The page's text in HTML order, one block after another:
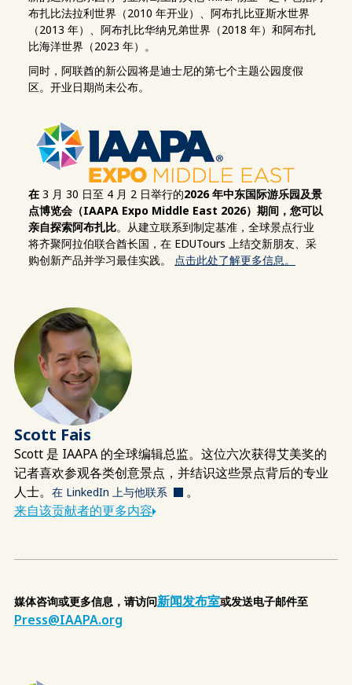
布扎比法拉利世界（2010 年开业）、阿布扎比亚斯水世界
（2013 年）、阿布扎比华纳兄弟世界（2018 年）和阿布扎
比海洋世界（2023 年）。
同时，阿联酋的新公园将是迪士尼的第七个主题公园度假
区。开业日期尚未公布。
在 3 月 30 日至 4 月 2 日举行的2026 年中东国际游乐园及景
点博览会（IAAPA Expo Middle East 2026）期间，您可以
亲自探索阿布扎比。从建立联系到制定基准，全球景点行业
将齐聚阿拉伯联合酋长国，在 EDUTours 上结交新朋友、采
购创新产品并学习最佳实践。 点击此处了解更多信息。
Scott Fais
Scott 是 IAAPA 的全球编辑总监。这位六次获得艾美奖的
记者喜欢参观各类创意景点，并结识这些景点背后的专业
人士。 在 LinkedIn 上与他联系
。
来自该贡献者的更多内容
媒体咨询或更多信息，请访问新闻发布室或发送电子邮件至
Press@IAAPA.org